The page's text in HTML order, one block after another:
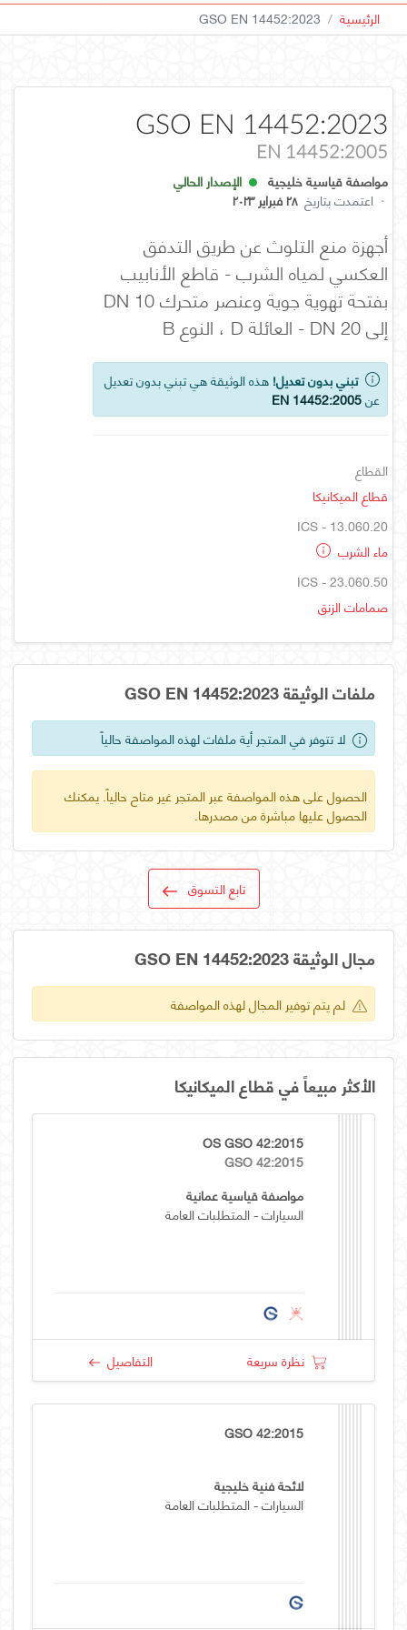
الرئيسية GSO EN 14452:2023
GSO EN 14452:2023
EN 14452:2005
مواصفة قياسية خليجية
الإصدار الحالي
· اعتمدت بتاريخ ٢٨ فبراير ٢٠٢٣
أجهزة منع التلوث عن طريق التدفق
العكسي لمياه الشرب - قاطع الأنابيب
بفتحة تهوية جوية وعنصر متحرك DN 10
إلى DN 20 - العائلة D ، النوع B
تبني بدون تعديل! هذه الوثيقة هي تبني بدون تعديل
عنEN 14452:2005
القطاع
قطاع الميكانيكا
ICS - 13.060.20
ماء الشرب
ICS - 23.060.50
صمامات الزنق
ملفات الوثيقة GSO EN 14452:2023
لا تتوفر في المتجر أية ملفات لهذه المواصفة حالياً
الحصول على هذه المواصفة عبر المتجر غير متاح حالياً. يمكنك
الحصول عليها مباشرة من مصدرها.
تابع التسوق
مجال الوثيقة GSO EN 14452:2023
لم يتم توفير المجال لهذه المواصفة
الأكثر مبيعاً في قطاع الميكانيكا
OS GSO 42:2015
GSO 42:2015
مواصفة قياسية عمانية
السيارات - المتطلبات العامة
نظرة سريعة التفاصيل
GSO 42:2015
لائحة فنية خليجية
السيارات - المتطلبات العامة